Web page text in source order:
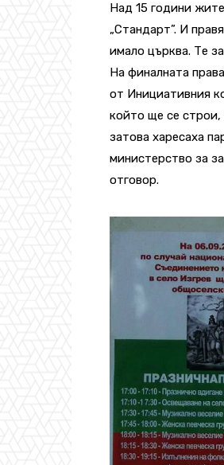
Над 15 години
„Стандарт”. И
имало църква. Те
На финалната
от Инициативния
който ще се строи,
затова харесаха
министерство за
отговор.